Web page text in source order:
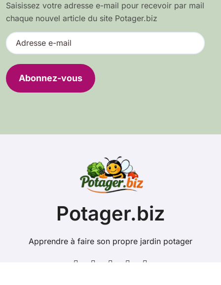
Saisissez votre adresse e-mail pour recevoir par mail
chaque nouvel article du site Potager.biz
A
d
e
s
Abonnez-vous
Potager.biz
Apprendre à faire son propre jardin potager